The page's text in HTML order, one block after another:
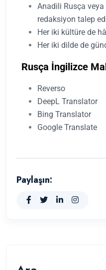
Anadili Rusça
redaksiyon talep
Her iki kültüre de
Her iki dilde de
Rusça İngilizce
Reverso
DeepL Translator
Bing Translator
Google Translate
Paylaşın: